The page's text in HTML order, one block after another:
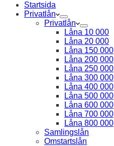
Startsida
Privatlån
Privatlån
Låna 10 000
Låna 20 000
Låna 150 000
Låna 200 000
Låna 250 000
Låna 300 000
Låna 400 000
Låna 500 000
Låna 600 000
Låna 700 000
Låna 800 000
Samlingslån
Omstartslån